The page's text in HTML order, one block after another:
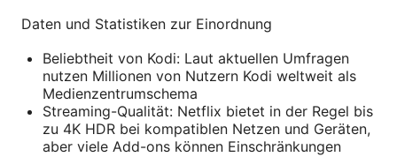
Daten und Statistiken zur Einordnung
Beliebtheit von Kodi: Laut aktuellen Umfragen
nutzen Millionen von Nutzern Kodi weltweit als
Medienzentrumschema
Streaming-Qualität: Netflix bietet in der Regel bis
zu 4K HDR bei kompatiblen Netzen und Geräten,
aber viele Add-ons können Einschränkungen